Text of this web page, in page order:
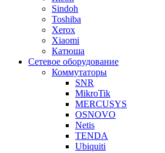
Sindoh
Toshiba
Xerox
Xiaomi
Катюша
Сетевое оборудование
Коммутаторы
SNR
MikroTik
MERCUSYS
OSNOVO
Netis
TENDA
Ubiquiti